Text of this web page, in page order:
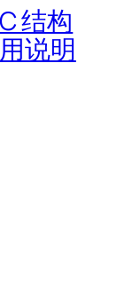
结构
说明